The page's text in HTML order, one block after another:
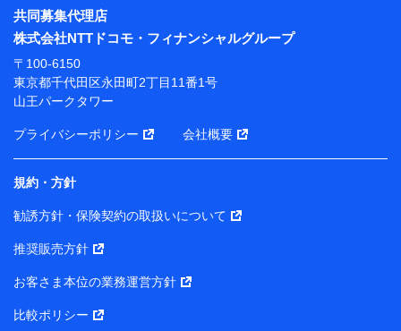
※ パーソナルデータダッシュボードの「第三者提供の
管理」の設定状態にかかわらず、共同利用する場合があ
ります。
※ dポイントクラブ会員ではないお客さま（2019年12
月11日以降、一度もdポイントクラブ会員であったこと
がないお客さまに限る）に関する、2019年12月10日以
前に取得した個人データは、こちら の利用目的の範囲内
当社は株式会社NTTドコモ・フィナンシャルグループ
との間で、以下のとおり個人データを共同利用しま
す。
【共同して利用される利用データの項目】
当社または株式会社NTTドコモ・フィナンシャルグルー
の個人データ
共同募集代理店
株式会社NTTドコモ・フィナンシャルグループ
〒100-6150
東京都千代田区永田町2丁目11番1号
山王パークタワー
プライバシーポリシー 会社概要
規約・方針
勧誘方針・保険契約の取扱いについて
推奨販売方針
お客さま本位の業務運営方針
比較ポリシー